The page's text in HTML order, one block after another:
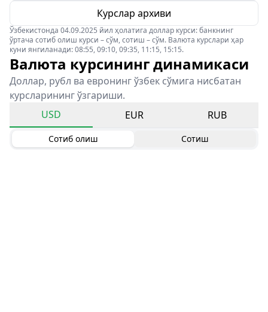
Курслар архиви
Ўзбекистонда 04.09.2025 йил ҳолатига доллар курси: банкнинг
ўртача сотиб олиш курси – сўм, сотиш – сўм. Валюта курслари ҳар
куни янгиланади: 08:55, 09:10, 09:35, 11:15, 15:15.
Валюта курсининг динамикаси
Доллар, рубл ва евронинг ўзбек сўмига нисбатан
курсларининг ўзгариши.
USD
EUR RUB
Сотиб олиш Сотиш